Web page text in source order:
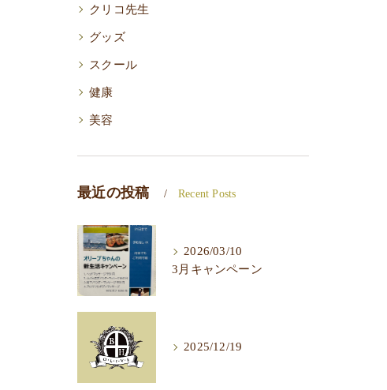
クリコ先生
グッズ
スクール
健康
美容
最近の投稿 Recent Posts
2026/03/10
3月キャンペーン
2025/12/19